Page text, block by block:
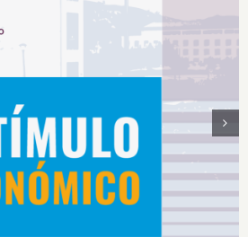
para Deportistas de Alto
IS2026